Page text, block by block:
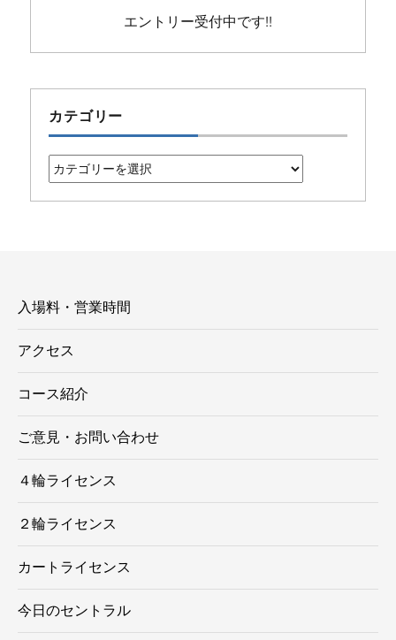
エントリー受付中です!!
カテゴリー
カ
テ
ゴ
入場料・営業時間
アクセス
コース紹介
ご意見・お問い合わせ
４輪ライセンス
２輪ライセンス
カートライセンス
今日のセントラル